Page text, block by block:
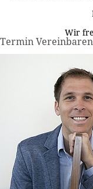
Wir
Termin Vereinbaren